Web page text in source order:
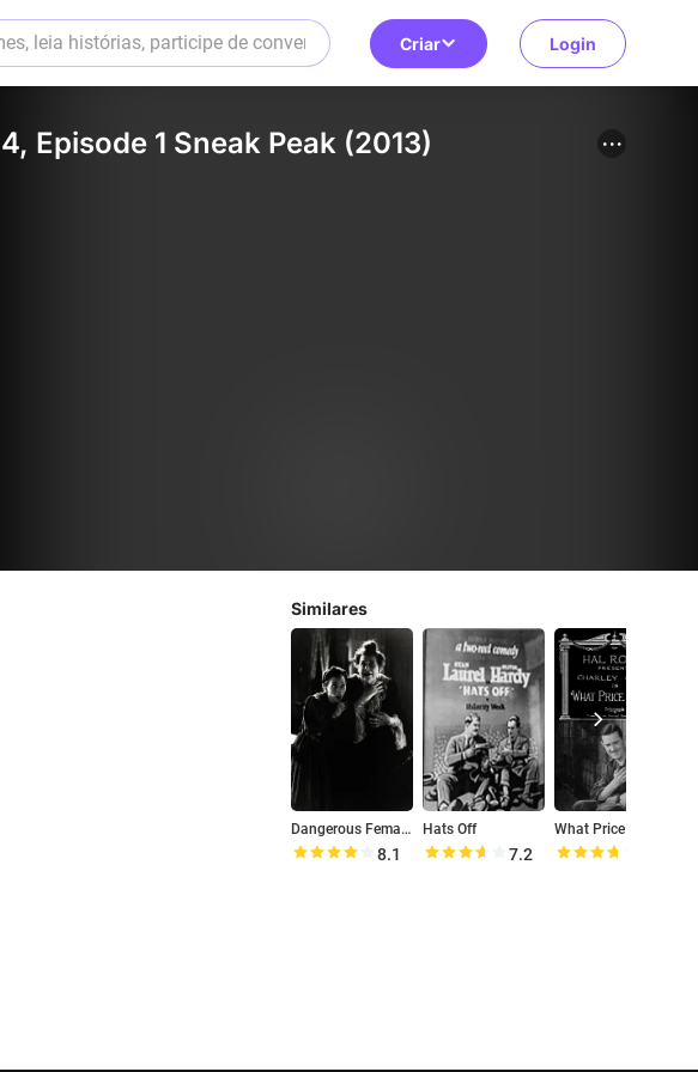
Criar Login
Episode 1 Sneak Peak (2013)
Similares
Dangerous Females
8.1
Hats Off
7.2
What Price Goofy?